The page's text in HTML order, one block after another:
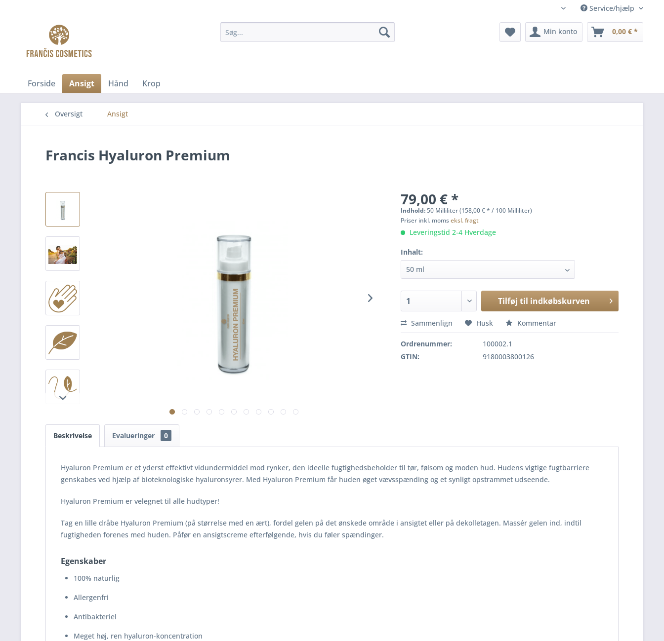
dk Service/hjælp
Min konto 0,00 € *
Forside Ansigt Hånd Krop
Oversigt Ansigt
Francis Hyaluron Premium
79,00 € *
Indhold:50 Milliliter (158,00 € * / 100 Milliliter)
Priser inkl. momseksl. fragt
Leveringstid 2-4 Hverdage
Inhalt:
Tilføj til indkøbskurven
Sammenlign Husk Kommentar
Ordrenummer:
100002.1
GTIN:
9180003800126
Beskrivelse Evalueringer 0
Hyaluron Premium er et yderst effektivt vidundermiddel mod rynker, den ideelle fugtighedsbeholder til tør, følsom og moden hud. Hudens vigtige fugtbarriere
genskabes ved hjælp af bioteknologiske hyaluronsyrer. Med Hyaluron Premium får huden øget vævsspænding og et synligt opstrammet udseende.
Hyaluron Premium er velegnet til alle hudtyper!
Tag en lille dråbe Hyaluron Premium (på størrelse med en ært), fordel gelen på det ønskede område i ansigtet eller på dekolletagen. Massér gelen ind, indtil
fugtigheden forenes med huden. Påfør en ansigtscreme efterfølgende, hvis du føler spændinger.
Egenskaber
100% naturlig
Allergenfri
Antibakteriel
Meget høj, ren hyaluron-koncentration